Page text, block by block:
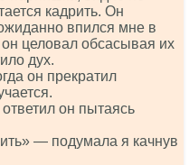
кадрить. Он
впился мне в
целовал обсасывая их
дух.
он прекратил
он пытаясь
— подумала я качнув